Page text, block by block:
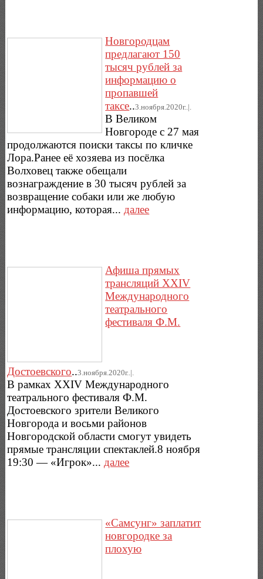
Новгородцам
предлагают 150
тысяч рублей за
информацию о
пропавшей
таксе..3.ноября.2020г..|.
В Великом
Новгороде с 27 мая
продолжаются поиски таксы по кличке
Лора.Ранее её хозяева из посёлка
Волховец также обещали
вознаграждение в 30 тысяч рублей за
возвращение собаки или же любую
информацию, которая... далее
Афиша прямых
трансляций ХХIV
Международного
театрального
фестиваля Ф.М.
Достоевского..3.ноября.2020г..|.
В рамках ХХIV Международного
театрального фестиваля Ф.М.
Достоевского зрители Великого
Новгорода и восьми районов
Новгородской области смогут увидеть
прямые трансляции спектаклей.8 ноября
19:30 — «Игрок»... далее
«Самсунг» заплатит
новгородке за
плохую